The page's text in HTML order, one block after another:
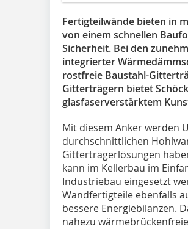
Fertigteilwände bieten in
von einem schnellen
Sicherheit. Bei den
integrierter
rostfreie Baustahl-
Gitterträgern bietet
glasfaserverstärktem
Mit diesem Anker werden
durchschnittlichen
Gitterträgerlösungen
kann im Kellerbau im
Industriebau eingesetzt
Wandfertigteile ebenfalls
bessere Energiebilanzen.
nahezu